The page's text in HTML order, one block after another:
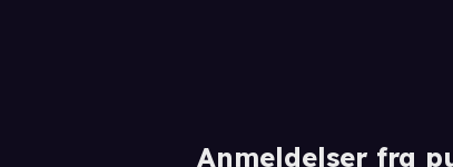
Anmeldelser fra